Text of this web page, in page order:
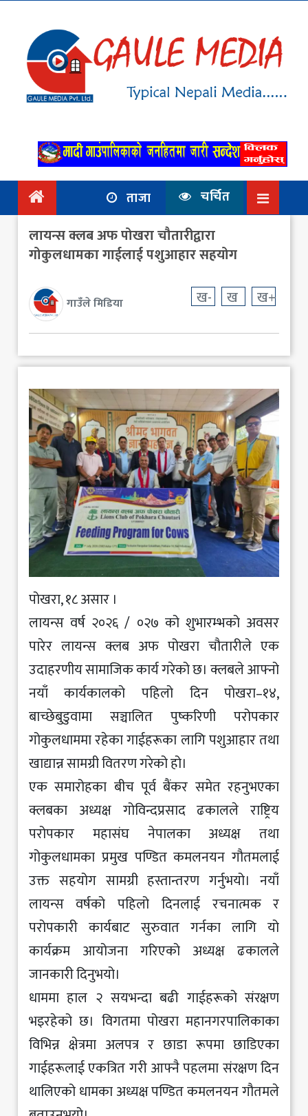
गृहपृष्ठ
समाचार
राजनिति
आर्थिक
अन्तर्वार्ता
/ विचार
प्रदेश
विश्व
ट्राभल
मनोरञ्जन
खेलकुद
अन्य
ताजा चर्चित
लायन्स क्लब अफ पोखरा चौतारीद्वारा
गोकुलधामका गाईलाई पशुआहार सहयोग
गाउँले मिडिया ख- ख ख+
पोखरा, १८ असार ।
लायन्स वर्ष २०२६ / ०२७ को शुभारम्भको अवसर
पारेर लायन्स क्लब अफ पोखरा चौतारीले एक
उदाहरणीय सामाजिक कार्य गरेको छ। क्लबले आफ्नो
नयाँ कार्यकालको पहिलो दिन पोखरा–१४,
बाच्छेबुडुवामा सञ्चालित पुष्करिणी परोपकार
गोकुलधाममा रहेका गाईहरूका लागि पशुआहार तथा
खाद्यान्न सामग्री वितरण गरेको हो।
एक समारोहका बीच पूर्व बैंकर समेत रहनुभएका
क्लबका अध्यक्ष गोविन्दप्रसाद ढकालले राष्ट्रिय
परोपकार महासंघ नेपालका अध्यक्ष तथा
गोकुलधामका प्रमुख पण्डित कमलनयन गौतमलाई
उक्त सहयोग सामग्री हस्तान्तरण गर्नुभयो। नयाँ
लायन्स वर्षको पहिलो दिनलाई रचनात्मक र
परोपकारी कार्यबाट सुरुवात गर्नका लागि यो
कार्यक्रम आयोजना गरिएको अध्यक्ष ढकालले
जानकारी दिनुभयो।
धाममा हाल २ सयभन्दा बढी गाईहरूको संरक्षण
भइरहेको छ। विगतमा पोखरा महानगरपालिकाका
विभिन्न क्षेत्रमा अलपत्र र छाडा रूपमा छाडिएका
गाईहरूलाई एकत्रित गरी आफ्नै पहलमा संरक्षण दिन
थालिएको धामका अध्यक्ष पण्डित कमलनयन गौतमले